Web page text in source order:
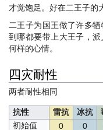
才觉饱足。好在二王子的
二王子为国王做了许多
到哪都要带上大王子，
何样的心情。
四灾耐性
两者耐性相同
抗性 雷抗 冰抗
初始值
0 0